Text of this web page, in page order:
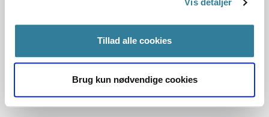
Vis detaljer
Tillad alle cookies
Brug kun nødvendige cookies
Jeg elsker alt det sociale, og i mit eget team er vi gode til at
stikke hovedet sammen uden for jobbet til en middag på en
team, hvor vi har det rigtig godt socialt, og hvor god humor
er i højsædet.